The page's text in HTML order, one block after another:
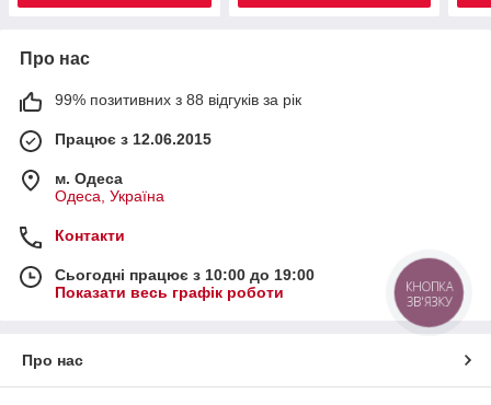
Про нас
99% позитивних з 88 відгуків за рік
Працює з 12.06.2015
м. Одеса
Одеса, Україна
Контакти
Сьогодні працює з 10:00 до 19:00
Показати весь графік роботи
Про нас
КНОПКА
ЗВ'ЯЗКУ